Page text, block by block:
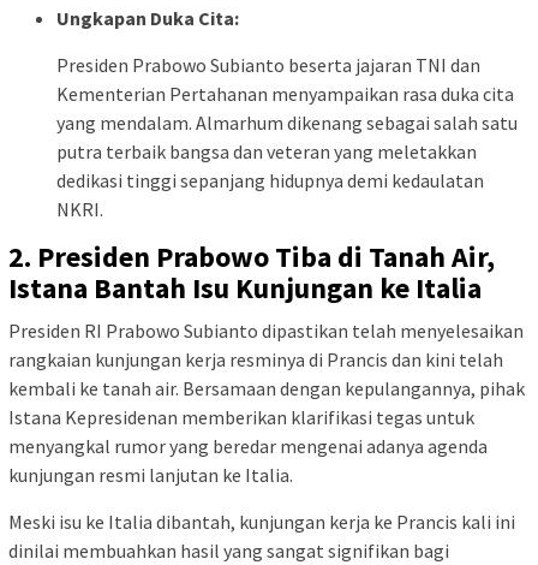
Ungkapan Duka Cita:
Presiden Prabowo Subianto beserta jajaran TNI dan
Kementerian Pertahanan menyampaikan rasa duka cita
yang mendalam. Almarhum dikenang sebagai salah satu
putra terbaik bangsa dan veteran yang meletakkan
dedikasi tinggi sepanjang hidupnya demi kedaulatan
NKRI.
2. Presiden Prabowo Tiba di Tanah Air,
Istana Bantah Isu Kunjungan ke Italia
Presiden RI Prabowo Subianto dipastikan telah menyelesaikan
rangkaian kunjungan kerja resminya di Prancis dan kini telah
kembali ke tanah air. Bersamaan dengan kepulangannya, pihak
Istana Kepresidenan memberikan klarifikasi tegas untuk
menyangkal rumor yang beredar mengenai adanya agenda
kunjungan resmi lanjutan ke Italia.
Meski isu ke Italia dibantah, kunjungan kerja ke Prancis kali ini
dinilai membuahkan hasil yang sangat signifikan bagi